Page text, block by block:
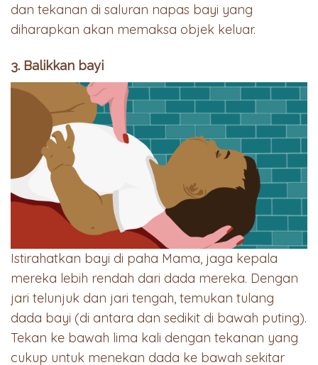
dan tekanan di saluran napas bayi yang
diharapkan akan memaksa objek keluar.
3. Balikkan bayi
Istirahatkan bayi di paha Mama, jaga kepala
mereka lebih rendah dari dada mereka. Dengan
jari telunjuk dan jari tengah, temukan tulang
dada bayi (di antara dan sedikit di bawah puting).
Tekan ke bawah lima kali dengan tekanan yang
cukup untuk menekan dada ke bawah sekitar